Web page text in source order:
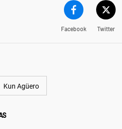
Facebook Twitter
Kun Agüero